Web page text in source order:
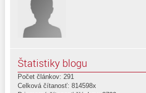
Štatistiky blogu
Počet článkov: 291
Celková čítanosť: 814598x